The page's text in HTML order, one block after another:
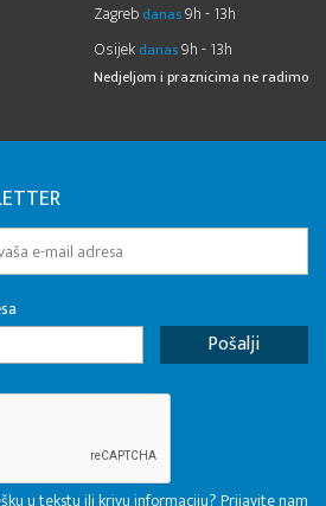
Zagreb danas9h - 13h
Osijek danas9h - 13h
Nedjeljom i praznicima ne radimo